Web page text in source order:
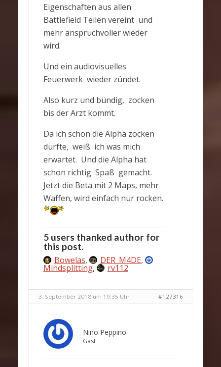
Eigenschaften aus allen
Battlefield Teilen vereint und
mehr anspruchvoller wieder
wird.
Und ein audiovisuelles
Feuerwerk wieder zündet.
Also kurz und bündig, zocken
bis der Arzt kommt.
Da ich schon die Alpha zocken
dürfte, weiß ich was mich
erwartet. Und die Alpha hat
schon richtig Spaß gemacht.
Jetzt die Beta mit 2 Maps, mehr
Waffen, wird einfach nur rocken.
5 users thanked author for
this post.
Bowelas, DER_M4DE,
Mindsplitting, rv112
3. September 2018 um 19:35 Uhr #127316
Nino Peppino
Gast